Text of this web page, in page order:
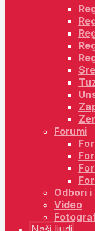
Forumi
Odbori
Video